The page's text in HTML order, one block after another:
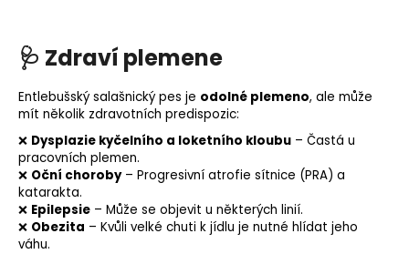
🩺 Zdraví plemene
Entlebušský salašnický pes je odolné plemeno, ale může
mít několik zdravotních predispozic:
❌ Dysplazie kyčelního a loketního kloubu – Častá u
pracovních plemen.
❌ Oční choroby– Progresivní atrofie sítnice (PRA) a
katarakta.
❌ Epilepsie – Může se objevit u některých linií.
❌ Obezita – Kvůli velké chuti k jídlu je nutné hlídat jeho
váhu.